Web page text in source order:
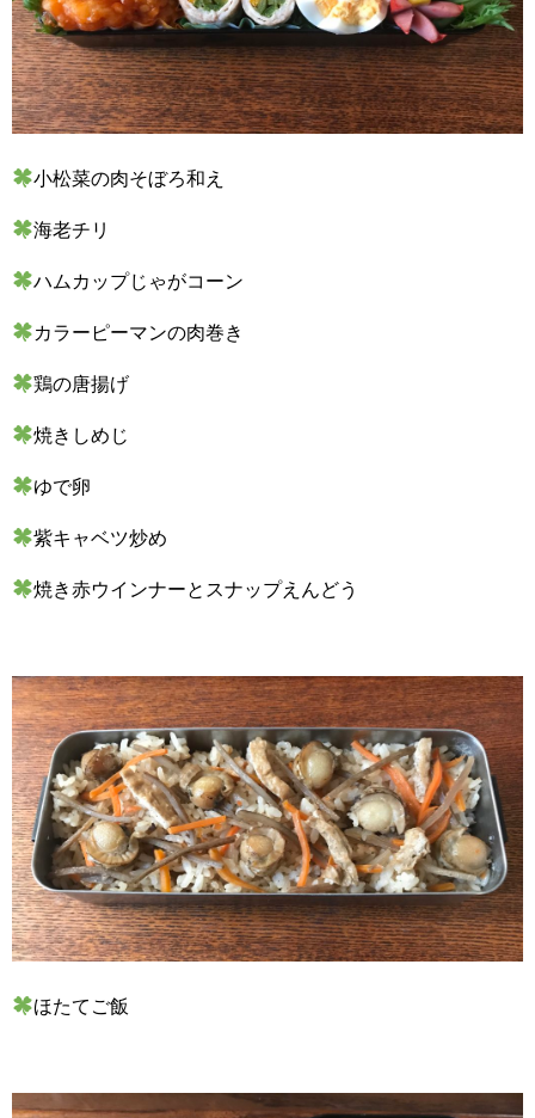
小松菜の肉そぼろ和え
海老チリ
ハムカップじゃがコーン
カラーピーマンの肉巻き
鶏の唐揚げ
焼きしめじ
ゆで卵
紫キャベツ炒め
焼き赤ウインナーとスナップえんどう
ほたてご飯